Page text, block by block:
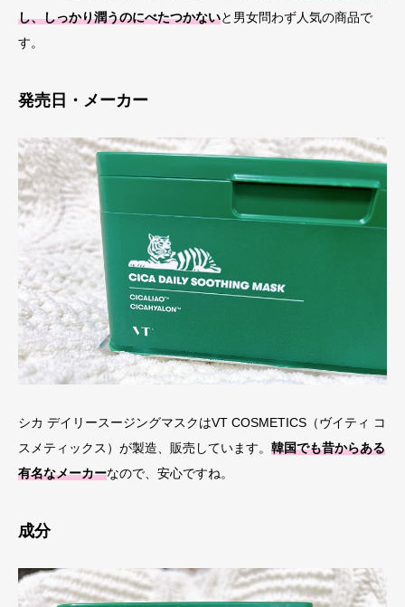
し、しっかり潤うのにべたつかないと男女問わず人気の商品で
す。
発売日・メーカー
シカ デイリースージングマスクはVT COSMETICS（ヴイティ コ
スメティックス）が製造、販売しています。 韓国でも昔からある
有名なメーカーなので、安心ですね。
成分